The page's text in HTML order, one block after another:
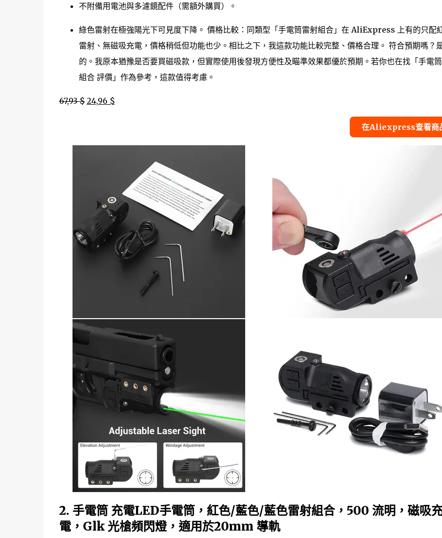
不附備用電池與多濾鏡配件（需額外購買）。
綠色雷射在極強陽光下可見度下降。 價格比較：同類型「手電筒雷射組合」在 AliExpress 上有的只配
雷射、無磁吸充電，價格稍低但功能也少。相比之下，我這款功能比較完整、價格合理。 符合預期嗎？
的。我原本猶豫是否要買磁吸款，但實際使用後發現方便性及瞄準效果都優於預期。若你也在找「手電
組合 評價」作為參考，這款值得考慮。
67,93 $ 24,96 $
在Aliexpress查看商
2. 手電筒 充電LED手電筒，紅色/藍色/藍色雷射組合，500 流明，磁吸
電，Glk 光槍頻閃燈，適用於20mm 導軌